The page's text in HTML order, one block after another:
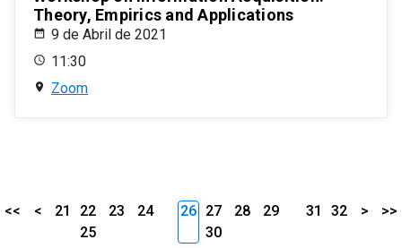
Theory, Empirics and Applications
9 de Abril de 2021
11:30
Zoom
<< < 21 22 23
24
25
26 27 28
29
30
31 32 > >>